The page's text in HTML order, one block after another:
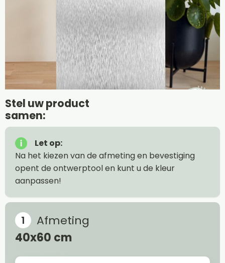
Stel uw product
samen:
Let op:
Na het kiezen van de afmeting en bevestiging
opent de ontwerptool en kunt u de kleur
aanpassen!
Afmeting
40x60 cm